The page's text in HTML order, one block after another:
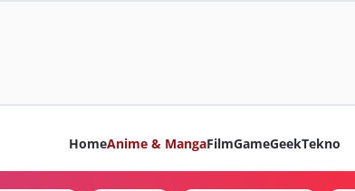
HomeAnime & MangaFilmGameGeekTekno